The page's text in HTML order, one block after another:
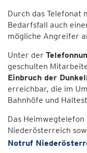
Durch das Telefonat
Bedarfsfall auch
mögliche Angreifer
Unter der
geschulten
Einbruch der
erreichbar, die im
Bahnhöfe und
Das
Niederösterreich
Notruf